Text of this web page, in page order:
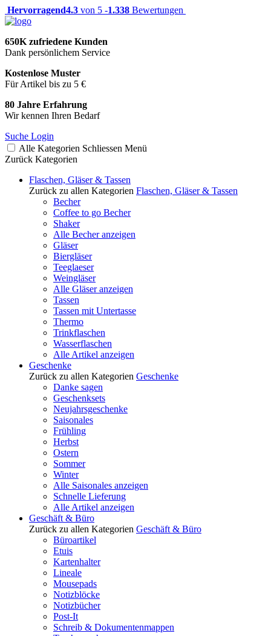
Hervorragend4.3 von 5 -1.338 Bewertungen
650K zufriedene Kunden
Dank persönlichem Service
Kostenlose Muster
Für Artikel bis zu 5 €
80 Jahre Erfahrung
Wir kennen Ihren Bedarf
Suche Login
Alle Kategorien Schliessen Menü
Zurück Kategorien
Flaschen, Gläser & Tassen
Zurück zu allen Kategorien Flaschen, Gläser & Tassen
Becher
Coffee to go Becher
Shaker
Alle Becher anzeigen
Gläser
Biergläser
Teeglaeser
Weingläser
Alle Gläser anzeigen
Tassen
Tassen mit Untertasse
Thermo
Trinkflaschen
Wasserflaschen
Alle Artikel anzeigen
Geschenke
Zurück zu allen Kategorien Geschenke
Danke sagen
Geschenksets
Neujahrsgeschenke
Saisonales
Frühling
Herbst
Ostern
Sommer
Winter
Alle Saisonales anzeigen
Schnelle Lieferung
Alle Artikel anzeigen
Geschäft & Büro
Zurück zu allen Kategorien Geschäft & Büro
Büroartikel
Etuis
Kartenhalter
Lineale
Mousepads
Notizblöcke
Notizbücher
Post-It
Schreib & Dokumentenmappen